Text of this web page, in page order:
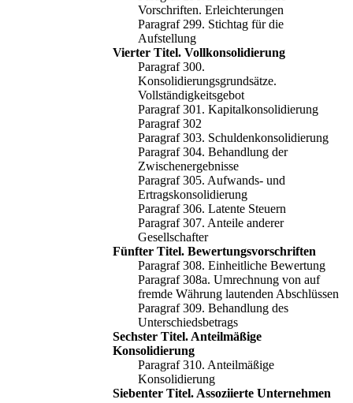
Vorschriften. Erleichterungen
Paragraf 299. Stichtag für die
Aufstellung
Vierter Titel. Vollkonsolidierung
Paragraf 300.
Konsolidierungsgrundsätze.
Vollständigkeitsgebot
Paragraf 301. Kapitalkonsolidierung
Paragraf 302
Paragraf 303. Schuldenkonsolidierung
Paragraf 304. Behandlung der
Zwischenergebnisse
Paragraf 305. Aufwands- und
Ertragskonsolidierung
Paragraf 306. Latente Steuern
Paragraf 307. Anteile anderer
Gesellschafter
Fünfter Titel. Bewertungsvorschriften
Paragraf 308. Einheitliche Bewertung
Paragraf 308a. Umrechnung von auf
fremde Währung lautenden Abschlüssen
Paragraf 309. Behandlung des
Unterschiedsbetrags
Sechster Titel. Anteilmäßige
Konsolidierung
Paragraf 310. Anteilmäßige
Konsolidierung
Siebenter Titel. Assoziierte Unternehmen